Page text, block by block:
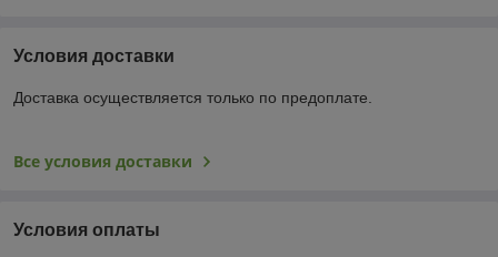
Условия доставки
Доставка осуществляется только по предоплате.
Все условия доставки
Условия оплаты